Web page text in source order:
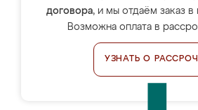
договора, и мы отдаём заказ в
Возможна оплата в
УЗНАТЬ О